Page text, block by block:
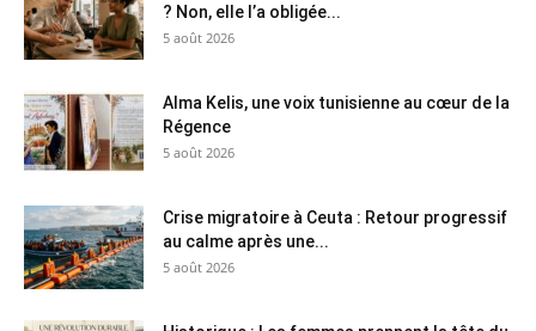
? Non, elle l’a obligée...
5 août 2026
Alma Kelis, une voix tunisienne au cœur de la
Régence
5 août 2026
Crise migratoire à Ceuta : Retour progressif
au calme après une...
5 août 2026